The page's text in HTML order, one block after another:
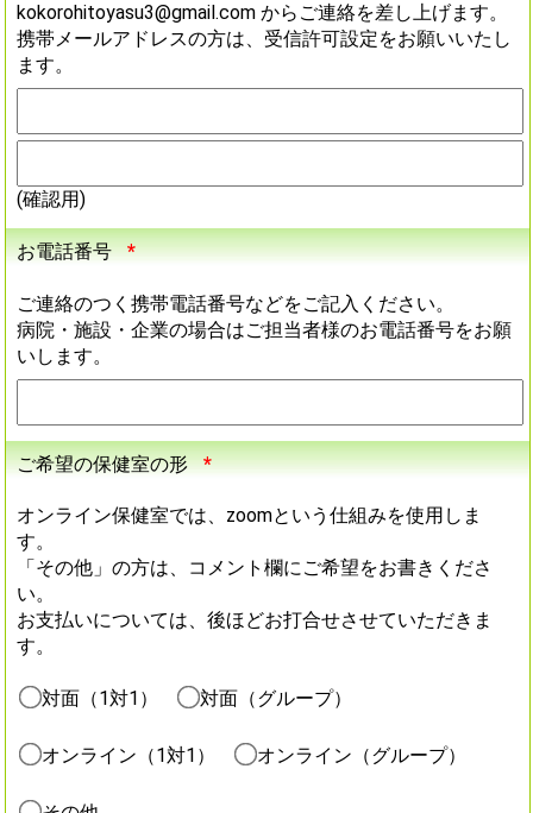
kokorohitoyasu3@gmail.com からご連絡を差し上げます。
携帯メールアドレスの方は、受信許可設定をお願いいたし
ます。
(確認用)
お電話番号 *
ご連絡のつく携帯電話番号などをご記入ください。
病院・施設・企業の場合はご担当者様のお電話番号をお願
いします。
ご希望の保健室の形 *
オンライン保健室では、zoomという仕組みを使用しま
す。
「その他」の方は、コメント欄にご希望をお書きくださ
い。
お支払いについては、後ほどお打合せさせていただきま
す。
対面（1対1） 対面（グループ）
オンライン（1対1） オンライン（グループ）